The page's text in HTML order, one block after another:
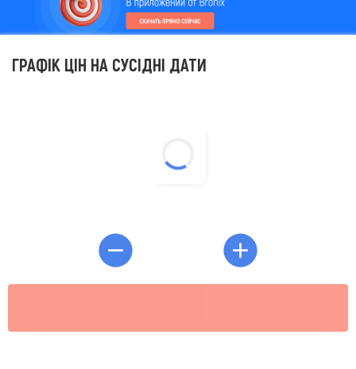
ГРАФІК ЦІН НА СУСІДНІ ДАТИ